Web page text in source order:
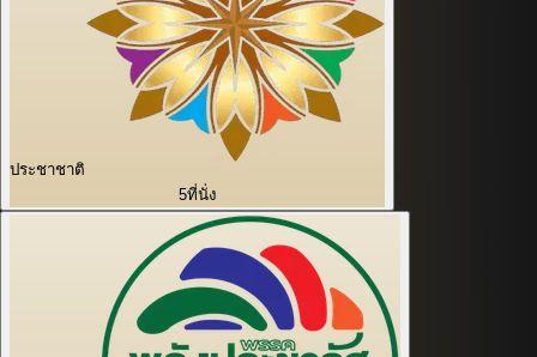
ประชาชาติ
5ที่นั่ง